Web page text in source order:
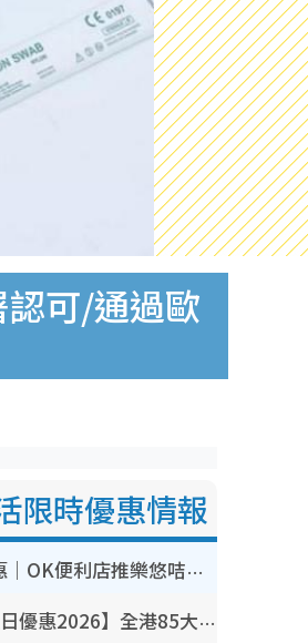
可/通過歐
限時優惠情報
長者優惠｜OK便利店推樂悠咭優惠！買麵包/牛奶/保健品拍卡即減
【8月生日優惠2026】全港85大食買玩著數攻略 自助餐/火鍋放題同行免費＋誠品/DONKI送現金券